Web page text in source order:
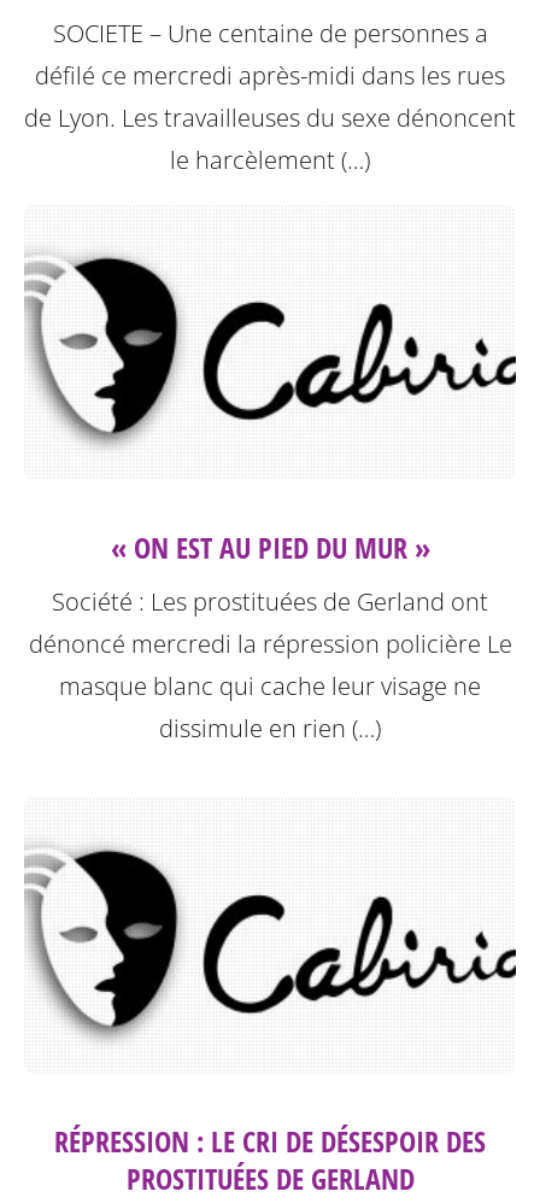
SOCIETE – Une centaine de personnes a
défilé ce mercredi après-midi dans les rues
de Lyon. Les travailleuses du sexe dénoncent
le harcèlement (…)
« ON EST AU PIED DU MUR »
Société : Les prostituées de Gerland ont
dénoncé mercredi la répression policière Le
masque blanc qui cache leur visage ne
dissimule en rien (…)
RÉPRESSION : LE CRI DE DÉSESPOIR DES
PROSTITUÉES DE GERLAND